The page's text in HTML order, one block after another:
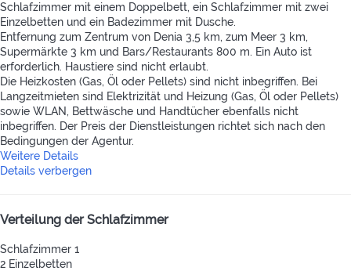
Schlafzimmer mit einem Doppelbett, ein Schlafzimmer mit zwei
Einzelbetten und ein Badezimmer mit Dusche.
Entfernung zum Zentrum von Denia 3,5 km, zum Meer 3 km,
Supermärkte 3 km und Bars/Restaurants 800 m. Ein Auto ist
erforderlich. Haustiere sind nicht erlaubt.
Die Heizkosten (Gas, Öl oder Pellets) sind nicht inbegriffen. Bei
Langzeitmieten sind Elektrizität und Heizung (Gas, Öl oder Pellets)
sowie WLAN, Bettwäsche und Handtücher ebenfalls nicht
inbegriffen. Der Preis der Dienstleistungen richtet sich nach den
Bedingungen der Agentur.
Weitere Details
Details verbergen
Verteilung der Schlafzimmer
Schlafzimmer 1
2 Einzelbetten